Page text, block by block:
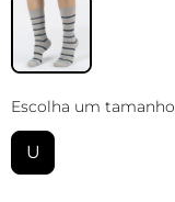
Escolha um tamanho
U